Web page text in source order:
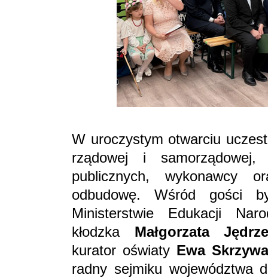
W uroczystym otwarciu
rządowej i samorządowej,
publicznych, wykonawcy
odbudowę. Wśród gości
Ministerstwie Edukacji
kłodzka Małgorzata
kurator oświaty Ewa
radny sejmiku województwa